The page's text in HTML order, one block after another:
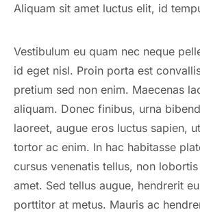
Aliquam sit amet luctus elit, id
Vestibulum eu quam nec neque
id eget nisl. Proin porta est
pretium sed non enim. Maecenas
aliquam. Donec finibus, urna
laoreet, augue eros luctus sapien,
tortor ac enim. In hac habitasse
cursus venenatis tellus, non
amet. Sed tellus augue, hendrerit
porttitor at metus. Mauris ac